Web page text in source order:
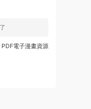
PDF電子漫畫資源